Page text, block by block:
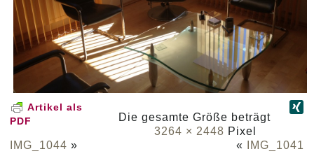
Artikel als
PDF
Die gesamte Größe beträgt
3264 × 2448 Pixel
IMG_1044 » « IMG_1041